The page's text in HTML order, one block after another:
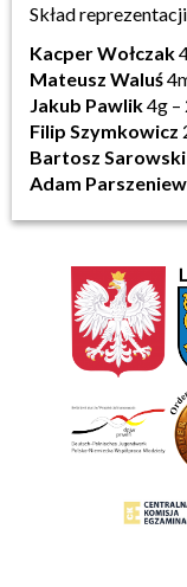
Skład
Kacper Wołczak
Mateusz Waluś
Jakub Pawlik4g –
Filip Szymkowicz
Bartosz Sarowski
Adam Parszeniew